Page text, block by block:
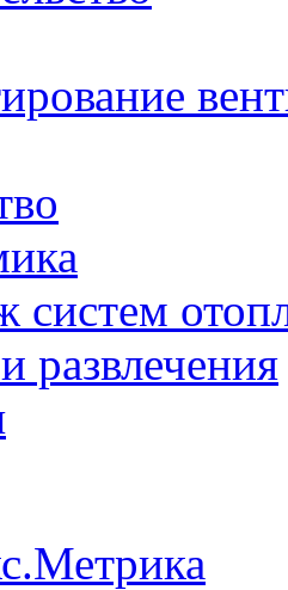
систем
развлечения